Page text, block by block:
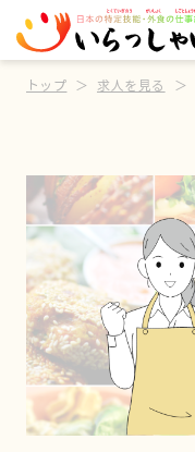
トップ 求人を見る